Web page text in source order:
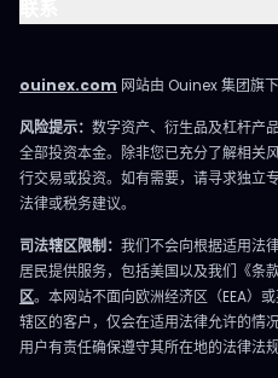
ouinex.com 网站由 Ouinex 集团旗
风险提示： 数字资产、衍生品及杠杆产
全部投资本金。除非您已充分了解相关
行交易或投资。如有需要，请寻求独立
法律或税务建议。
司法辖区限制： 我们不会向根据适用法
居民提供服务，包括美国以及我们《条
区。本网站不面向欧洲经济区（EEA）
辖区的客户，仅会在适用法律允许的情
用户有责任确保遵守其所在地的法律法规